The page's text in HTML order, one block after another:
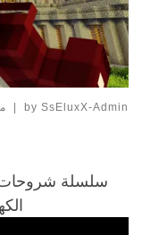
by SsEluxX-Admin
|
سلسلة